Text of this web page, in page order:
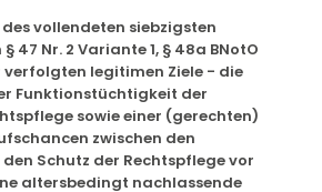
des vollendeten siebzigsten
47 Nr. 2 Variante 1, § 48a BNotO
legitimen Ziele - die
Funktionstüchtigkeit der
sowie einer (gerechten)
zwischen den
Schutz der Rechtspflege vor
altersbedingt nachlassende